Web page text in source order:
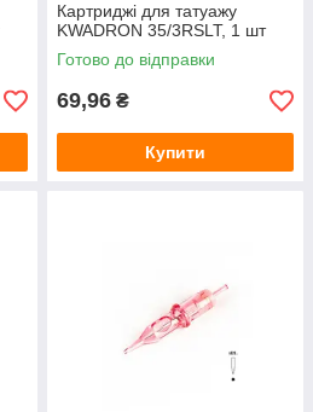
Картриджі для татуажу
KWADRON 35/3RSLT, 1 шт
Готово до відправки
69,96 ₴
Купити